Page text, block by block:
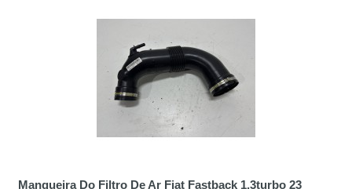
Mangueira Do Filtro De Ar Fiat Fastback 1.3turbo 23